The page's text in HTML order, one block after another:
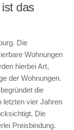
das
Die
Wohnungen
hierbei Art,
der Wohnungen.
die
letzten vier Jahren
Die
Preisbindung.